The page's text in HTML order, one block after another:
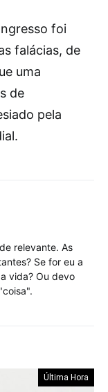
relevante. As
Se for eu a
vida? Ou devo
foi
falácias, de
uma
de
pela
Última Hora